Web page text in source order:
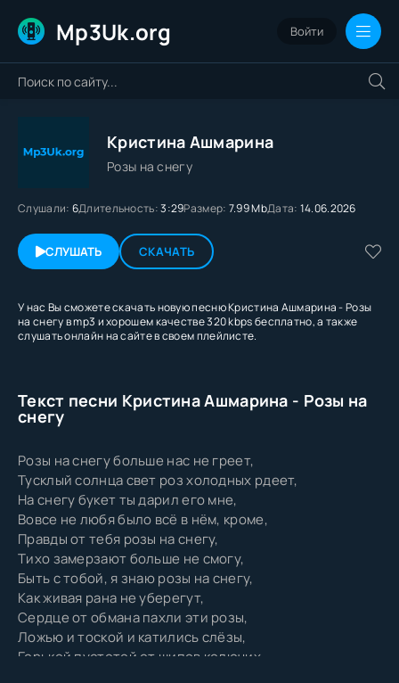
Mp3Uk.org Войти
Кристина Ашмарина
Розы на снегу
Слушали: 6Длительность:3:29Размер: 7.99 MbДата: 14.06.2026
СЛУШАТЬ СКАЧАТЬ
У нас Вы сможете скачать новую песню Кристина Ашмарина - Розы
на снегу в mp3 и хорошем качестве 320 kbps бесплатно, а также
слушать онлайн на сайте в своем плейлисте.
Текст песни Кристина Ашмарина - Розы на
снегу
Розы на снегу больше нас не греет,
Тусклый солнца свет роз холодных рдеет,
На снегу букет ты дарил его мне,
Вовсе не любя было всё в нём, кроме,
Правды от тебя розы на снегу,
Тихо замерзают больше не смогу,
Быть с тобой, я знаю розы на снегу,
Как живая рана не уберегут,
Сердце от обмана пахли эти розы,
Ложью и тоской и катились слёзы,
Горькой пустотой от шипов колючих,